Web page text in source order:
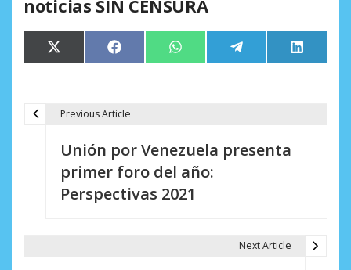
noticias SIN CENSURA
Compartir
en
X
(Twitter)
Compartir
en
Facebook Compartir
en
WhatsApp Compartir
en
Telegram
en
LinkedIn
Previous Article
Unión por Venezuela presenta
primer foro del año:
Perspectivas 2021
Next Article